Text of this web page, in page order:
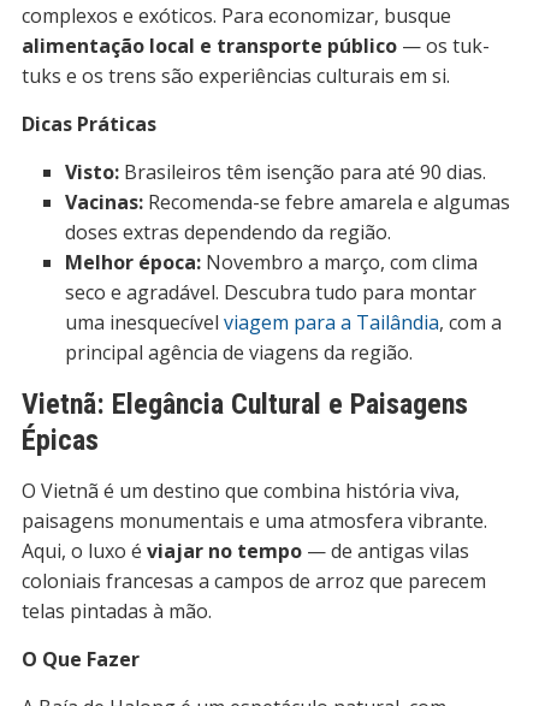
complexos e exóticos. Para economizar, busque
alimentação local e transporte público— os tuk-
tuks e os trens são experiências culturais em si.
Dicas Práticas
Visto:Brasileiros têm isenção para até 90 dias.
Vacinas:Recomenda-se febre amarela e algumas
doses extras dependendo da região.
Melhor época:Novembro a março, com clima
seco e agradável. Descubra tudo para montar
uma inesquecível viagem para a Tailândia, com a
principal agência de viagens da região.
Vietnã: Elegância Cultural e Paisagens
Épicas
O Vietnã é um destino que combina história viva,
paisagens monumentais e uma atmosfera vibrante.
Aqui, o luxo é viajar no tempo— de antigas vilas
coloniais francesas a campos de arroz que parecem
telas pintadas à mão.
O Que Fazer